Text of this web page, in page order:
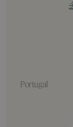
Portugal